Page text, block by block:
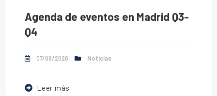
Agenda de eventos en Madrid Q3-
Q4
07/08/2026 Noticias
Leer más